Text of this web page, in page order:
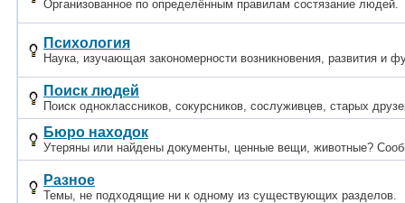
Организованное по определённым правилам состязание людей.
Психология
Наука, изучающая закономерности возникновения, развития и
Поиск людей
Поиск одноклассников, сокурсников, сослуживцев, старых
Бюро находок
Утеряны или найдены документы, ценные вещи, животные?
Разное
Темы, не подходящие ни к одному из существующих разделов.